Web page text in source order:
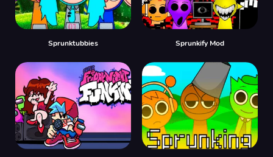
Sprunktubbies Sprunkify Mod